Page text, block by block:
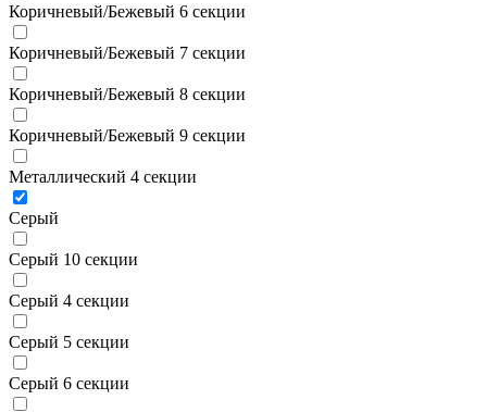
Коричневый/Бежевый 6 секции
Коричневый/Бежевый 7 секции
Коричневый/Бежевый 8 секции
Коричневый/Бежевый 9 секции
Металлический 4 секции
Серый
Серый 10 секции
Серый 4 секции
Серый 5 секции
Серый 6 секции